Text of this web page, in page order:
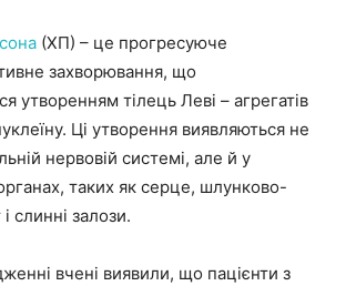
(ХП) – це прогресуюче
захворювання, що
утворенням тілець Леві – агрегатів
Ці утворення виявляються не
нервовій системі, але й у
таких як серце, шлунково-
слинні залози.
вчені виявили, що пацієнти з